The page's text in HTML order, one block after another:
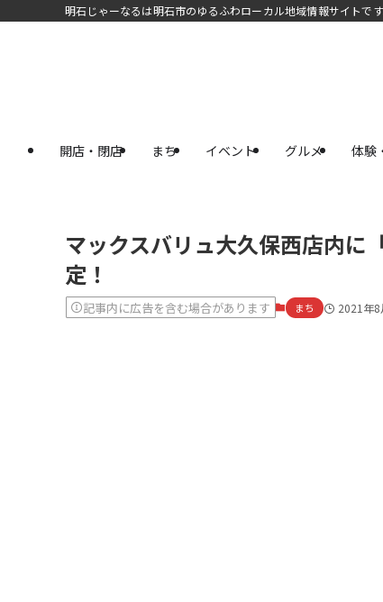
明石じゃーなるは明石市のゆるふわローカル地域情報サイトで
開店・閉店 まち イベント グルメ 体験
マックスバリュ大久保西店内に
定！
記事内に広告を含む場合があります まち 2021年8